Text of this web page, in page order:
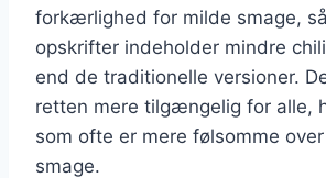
forkærlighed for milde smage,
opskrifter indeholder mindre
end de traditionelle versioner.
retten mere tilgængelig for alle,
som ofte er mere følsomme
smage.